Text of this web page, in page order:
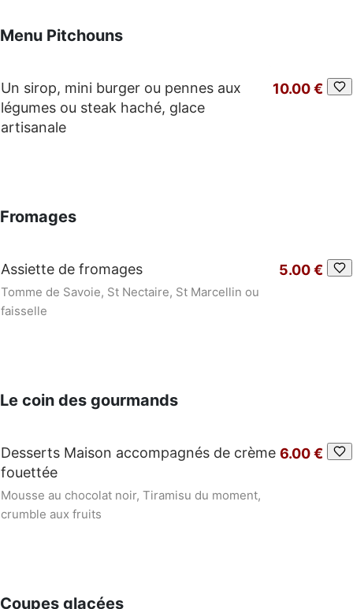
Menu Pitchouns
Un sirop, mini burger ou pennes aux
légumes ou steak haché, glace
artisanale
10.00 €
Fromages
Assiette de fromages
Tomme de Savoie, St Nectaire, St Marcellin ou
faisselle
5.00 €
Le coin des gourmands
Desserts Maison accompagnés de crème
fouettée
Mousse au chocolat noir, Tiramisu du moment,
crumble aux fruits
6.00 €
Coupes glacées